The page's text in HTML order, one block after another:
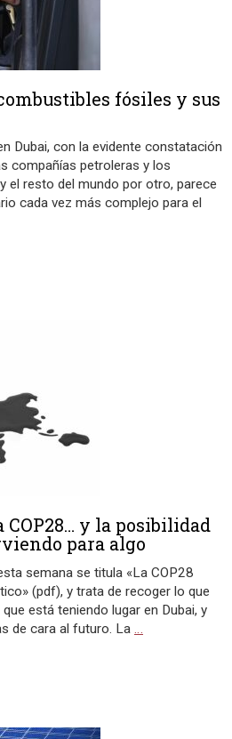
fósiles y sus
Dubai, con la evidente constatación
compañías petroleras y los
el resto del mundo por otro, parece
cada vez más complejo para el
COP28… y la posibilidad
para algo
semana se titula «La COP28
(pdf), y trata de recoger lo que
está teniendo lugar en Dubai, y
de cara al futuro. La …